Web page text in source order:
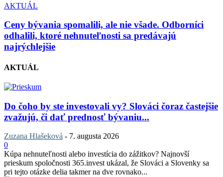
AKTUÁL
Ceny bývania spomalili, ale nie všade. Odborníci
odhalili, ktoré nehnuteľnosti sa predávajú
najrýchlejšie
AKTUÁL
Do čoho by ste investovali vy? Slováci čoraz častejšie
zvažujú, či dať prednosť bývaniu...
Zuzana Hlašeková - 7. augusta 2026
0
Kúpa nehnuteľnosti alebo investícia do zážitkov? Najnovší
prieskum spoločnosti 365.invest ukázal, že Slováci a Slovenky sa
pri tejto otázke delia takmer na dve rovnako...